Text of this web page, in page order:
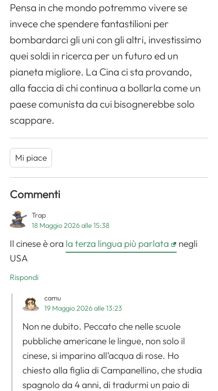
e
r
Pensa in che mondo potremmo vivere se
invece che spendere fantastilioni per
bombardarci gli uni con gli altri, investissimo
quei soldi in ricerca per un futuro ed un
pianeta migliore. La Cina ci sta provando,
alla faccia di chi continua a bollarla come un
paese comunista da cui bisognerebbe solo
scappare.
Mi piace
Commenti
Trap
18 Maggio 2026 alle 15:38
Il cinese è ora la terza lingua più parlata
negli
USA
Rispondi
camu
19 Maggio 2026 alle 13:23
Non ne dubito. Peccato che nelle scuole
pubbliche americane le lingue, non solo il
cinese, si imparino all’acqua di rose. Ho
chiesto alla figlia di Campanellino, che studia
spagnolo da 4 anni, di tradurmi un paio di